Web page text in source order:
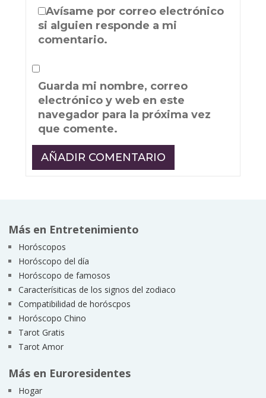
Avísame por correo electrónico
si alguien responde a mi
comentario.
Guarda mi nombre, correo
electrónico y web en este
navegador para la próxima vez
que comente.
Más en Entretenimiento
Horóscopos
Horóscopo del día
Horóscopo de famosos
Caracterísiticas de los signos del zodiaco
Compatibilidad de horóscpos
Horóscopo Chino
Tarot Gratis
Tarot Amor
Más en Euroresidentes
Hogar